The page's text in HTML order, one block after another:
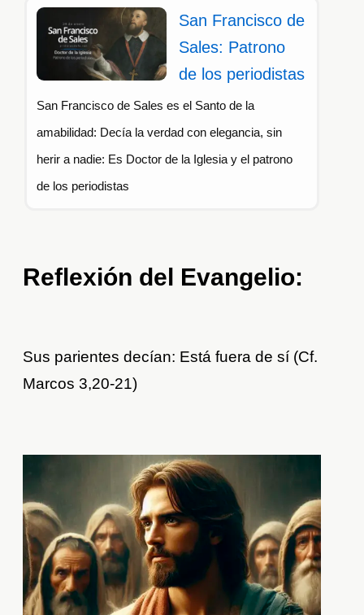
San Francisco de
Sales: Patrono
de los periodistas
San Francisco de Sales es el Santo de la
amabilidad: Decía la verdad con elegancia, sin
herir a nadie: Es Doctor de la Iglesia y el patrono
de los periodistas
Reflexión del Evangelio:
Sus parientes decían: Está fuera de sí (Cf.
Marcos 3,20-21)